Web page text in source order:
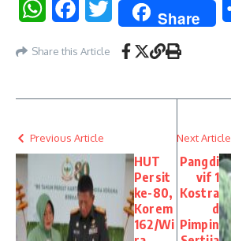
WhatsAppFacebookTwitter Share
Share this Article
Previous Article
HUT
Persit
ke-80,
Korem
162/Wi
Next Article
Pangdi
vif 1
Kostra
d
Pimpin